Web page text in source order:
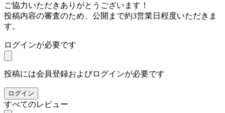
ご協力いただきありがとうございます！
投稿内容の審査のため、公開まで約3営業日程度いただきま
す。
ログインが必要です
投稿には会員登録およびログインが必要です
ログイン
すべてのレビュー